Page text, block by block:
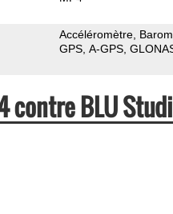
Accéléromètre
GPS A-GPS
contre BLU